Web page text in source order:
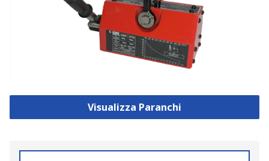
Visualizza Paranchi